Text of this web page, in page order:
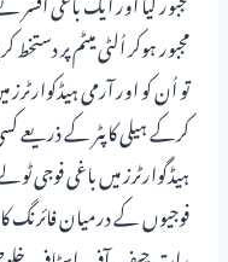
مجبور ہوکر اُلٹی میٹم پر
تو اُن کو اور آرمی
کرکے ہیلی کاپٹر کے ذریعے
ہیڈگوارٹرز میں باغی
فوجیوں کے درمیان فائرنگ